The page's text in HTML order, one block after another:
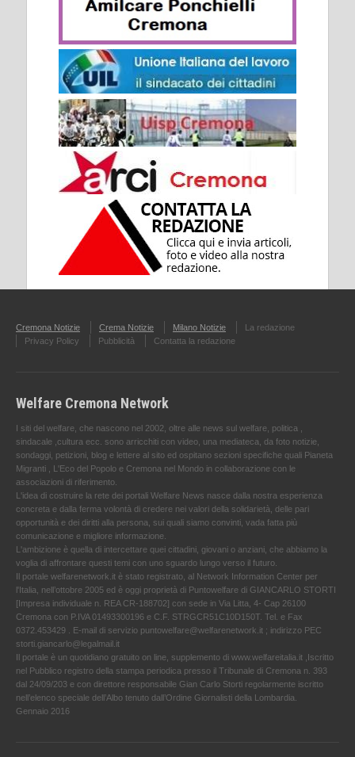
Cremona Notizie Crema Notizie Milano Notizie
La redazione
Privacy Policy
Pubblicità Contatta la redazione
Welfare Cremona Network
I siti del welfare, che nascono nel 2002, oltre alle news sul welfare, politica ,
sindacale ,cultura ecc. sono arricchiti con video, una mediateca, da foto notizie,
sondaggi, petizioni, blog e lettere al sito ed ospitano sezioni specifiche quali Pianeta
Migranti , L'Eco del Popolo e Cremona nel Mondo in collaborazione con le
associazioni di riferimento.
L'idea di costruire la rete dei portali Welfare News nasce dalla nostra esperienza
concreta e dalla ferma volontà di credere nei valori della solidarietà, delle pari
opportunità e dei diritti alla persona, sui quali siamo convinti, vada fatta più
comunicazione e migliore informazione.
L'ambizione è quella di intercettare quei cittadini, giovani o anziani, che abbiamo la
voglia di affrontare questi temi con uno sguardo lungo verso il futuro.
Il portale welfarenetwork.it è stato registrato, al Network Information Center per
l'Italia, nell’ottobre 2005 ed è oggi proprietà di Puntowelfare di GIANCARLO STORTI
[Impresa individuale n. REA CR-188702] con sede in Via Litta, 4- Cap 26100
Cremona con P.IVA 01493300196 e C.F. STRGCR51C10D150T. Tel. e Fax
0372.453429 . E-mail di servizio puntowelfare@welfarenetwork.it ; indirizzo PEC
storti.giancarlo@legalmail.it
Il portale è un quotidiano gratuito on line, supplemento di www.welfareitalia.it ,Iscritto
nel Pubblico registro della stampa periodica presso il Tribunale di Cremona n. 393
dal 24/09/203 e con direttore responsabile Gian Carlo Storti regolarmente iscritto
nell’elenco speciale dell’Albo tenuto dall’Ordine Giornalisti della Lombardia.
Gennaio 2016